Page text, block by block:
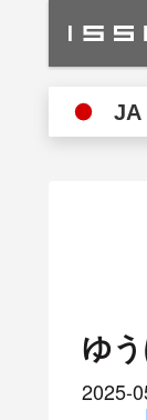
JA
ゆ
2025-